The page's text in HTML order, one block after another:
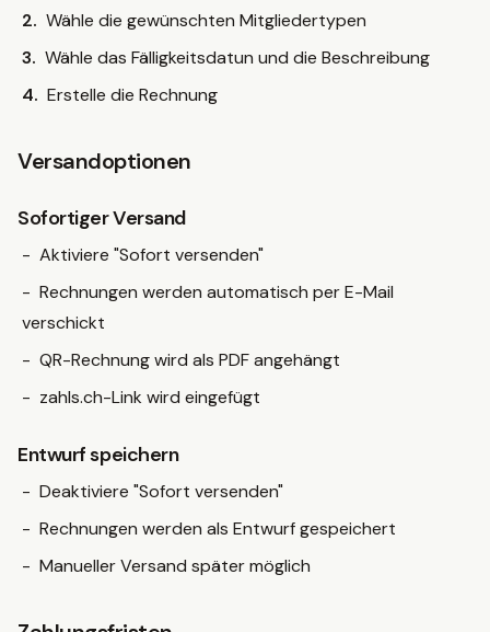
Wähle die gewünschten Mitgliedertypen
Wähle das Fälligkeitsdatun und die Beschreibung
Erstelle die Rechnung
Versandoptionen
Sofortiger Versand
Aktiviere "Sofort versenden"
Rechnungen werden automatisch per E-Mail
verschickt
QR-Rechnung wird als PDF angehängt
zahls.ch-Link wird eingefügt
Entwurf speichern
Deaktiviere "Sofort versenden"
Rechnungen werden als Entwurf gespeichert
Manueller Versand später möglich